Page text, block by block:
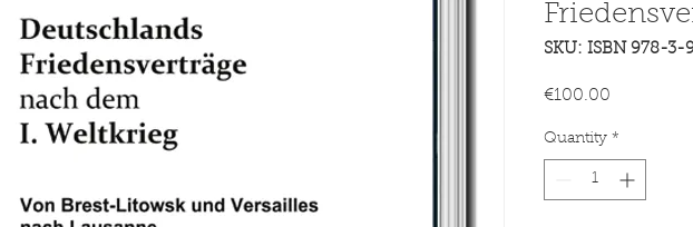
SKU: ISBN 978-3-
€100.00Price
Quantity *